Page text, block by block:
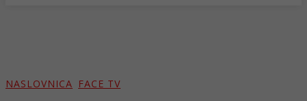
NASLOVNICA FACE TV